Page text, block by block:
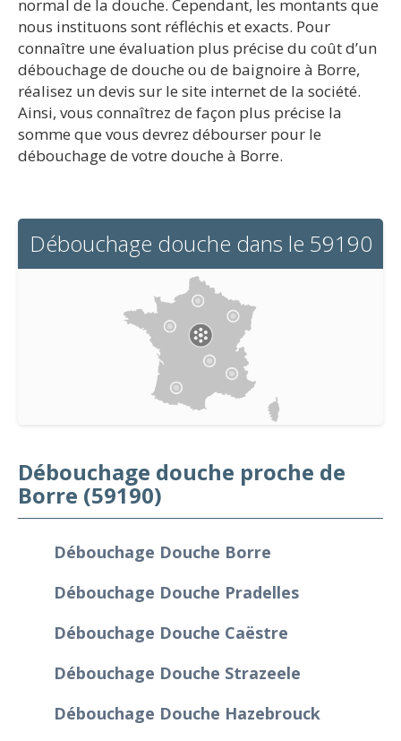
normal de la douche. Cependant, les montants que
nous instituons sont réfléchis et exacts. Pour
connaître une évaluation plus précise du coût d’un
débouchage de douche ou de baignoire à Borre,
réalisez un devis sur le site internet de la société.
Ainsi, vous connaîtrez de façon plus précise la
somme que vous devrez débourser pour le
débouchage de votre douche à Borre.
Débouchage douche dans le 59190
Débouchage douche proche de
Borre (59190)
Débouchage Douche Borre
Débouchage Douche Pradelles
Débouchage Douche Caëstre
Débouchage Douche Strazeele
Débouchage Douche Hazebrouck